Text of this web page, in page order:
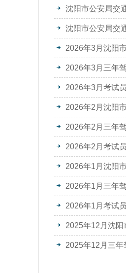
沈阳市公安局交
沈阳市公安局交
2026年3月沈阳
2026年3月三年
2026年3月考试
2026年2月沈阳
2026年2月三年
2026年2月考试
2026年1月沈阳
2026年1月三年
2026年1月考试
2025年12月沈
2025年12月三